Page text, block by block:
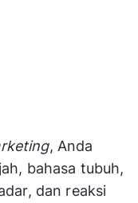
, Anda
bahasa tubuh,
dan reaksi